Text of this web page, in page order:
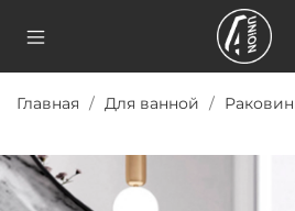
Главная Для ванной